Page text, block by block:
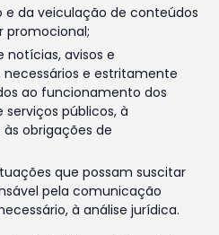
e da veiculação de conteúdos
promocional;
avisos e
e estritamente
ao funcionamento dos
públicos, à
obrigações de
que possam suscitar
pela comunicação
à análise jurídica.